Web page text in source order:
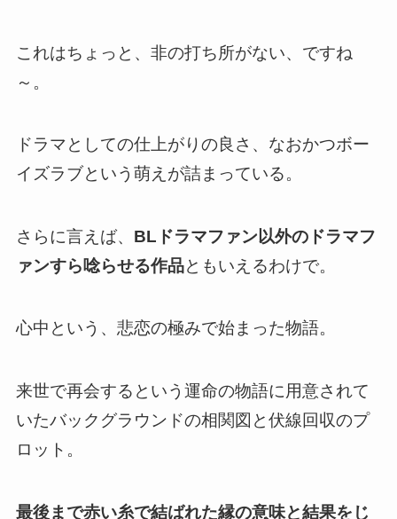
これはちょっと、非の打ち所がない、ですね
～。
ドラマとしての仕上がりの良さ、なおかつボー
イズラブという萌えが詰まっている。
さらに言えば、 BLドラマファン以外のドラマフ
ァンすら唸らせる作品ともいえるわけで。
心中という、悲恋の極みで始まった物語。
来世で再会するという運命の物語に用意されて
いたバックグラウンドの相関図と伏線回収のプ
ロット。
最後まで赤い糸で結ばれた縁の意味と結果をじ